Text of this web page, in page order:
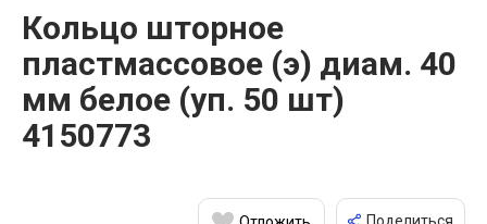
Кольцо шторное
пластмассовое (э) диам. 40
мм белое (уп. 50 шт)
4150773